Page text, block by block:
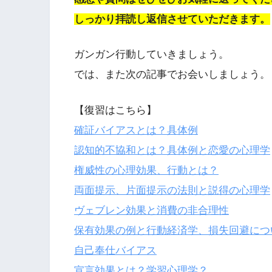
しっかり拝読し返信させていただきます。
ガンガン行動していきましょう。
では、また次の記事でお会いしましょう。
【復習はこちら】
確証バイアスとは？具体例
認知的不協和とは？具体例と恋愛の心理学
権威性の心理効果、行動とは？
両面提示、片面提示の法則と説得の心理学
ヴェブレン効果と消費の非合理性
保有効果の例と行動経済学、損失回避に
自己奉仕バイアス